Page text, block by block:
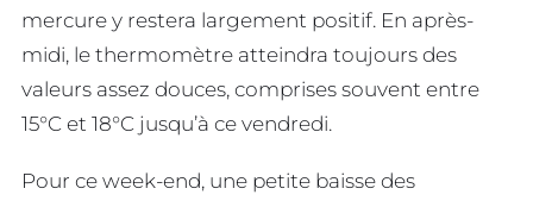
mercure y restera largement positif. En après-
midi, le thermomètre atteindra toujours des
valeurs assez douces, comprises souvent entre
15°C et 18°C jusqu’à ce vendredi.
Pour ce week-end, une petite baisse des